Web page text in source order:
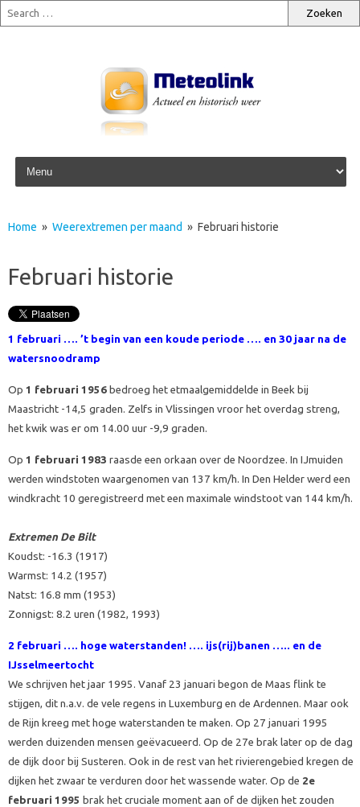
Skip to content
Home » Weerextremen per maand » Februari historie
Februari historie
1 februari …. ’t begin van een koude periode …. en 30 jaar na de
watersnoodramp
Op 1 februari 1956 bedroeg het etmaalgemiddelde in Beek bij
Maastricht -14,5 graden. Zelfs in Vlissingen vroor het overdag streng,
het kwik was er om 14.00 uur -9,9 graden.
Op 1 februari 1983 raasde een orkaan over de Noordzee. In IJmuiden
werden windstoten waargenomen van 137 km/h. In Den Helder werd een
windkracht 10 geregistreerd met een maximale windstoot van 144 km/h.
Extremen De Bilt
Koudst: -16.3 (1917)
Warmst: 14.2 (1957)
Natst: 16.8 mm (1953)
Zonnigst: 8.2 uren (1982, 1993)
2 februari …. hoge waterstanden! …. ijs(rij)banen ….. en de
IJsselmeertocht
We schrijven het jaar 1995. Vanaf 23 januari begon de Maas flink te
stijgen, dit n.a.v. de vele regens in Luxemburg en de Ardennen. Maar ook
de Rijn kreeg met hoge waterstanden te maken. Op 27 januari 1995
werden duizenden mensen geëvacueerd. Op de 27e brak later op de dag
de dijk door bij Susteren. Ook in de rest van het rivierengebied kregen de
dijken het zwaar te verduren door het wassende water. Op de 2e
februari 1995 brak het cruciale moment aan of de dijken het zouden